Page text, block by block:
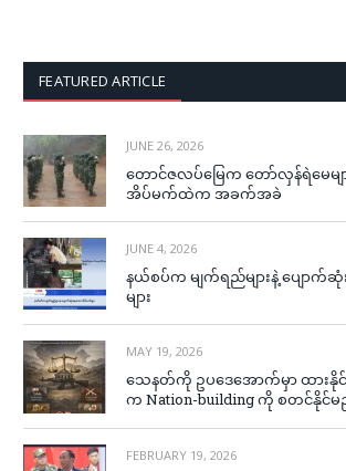
FEATURED ARTICLE
JUNE 26, 2026
တောင်ဇလပ်မြေက တော်လှန်ရဲမေမ
အိပ်မက်ထဲက အခက်အခဲ
JUNE 4, 2026
နယ်စပ်က မျက်ရည်များနဲ့ ပျောက်
များ
MAY 19, 2026
သေနတ်ကို ဥပဒေအောက်မှာ ထားနို
က Nation-building ကို စတင်နိုင်
FEBRUARY 19, 2026